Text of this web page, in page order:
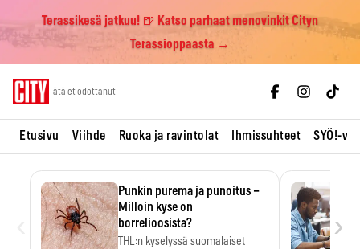
Terassikesä jatkuu! 🍺 Katso parhaat menovinkit Cityn
Terassioppaasta →
Tätä et odottanut
Etusivu Viihde Ruoka ja ravintolat Ihmissuhteet SYÖ!-
Punkin purema ja punoitus –
Milloin kyse on
borrelioosista?
THL:n kyselyssä suomalaiset
›